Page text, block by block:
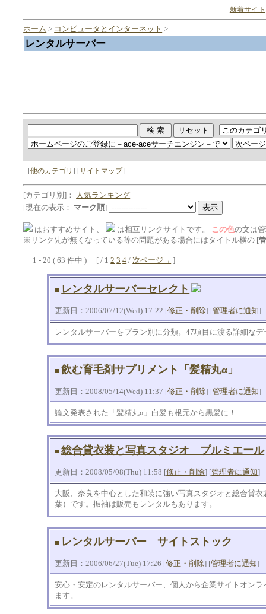
新着サイト
ホーム > コンピュータとインターネット >
レンタルサーバー
[他のカテゴリ] [サイトマップ]
[カテゴリ別]：
人気ランキング
[現在の表示： マーク順]
はおすすめサイト、 は相互リンクサイトです。 この色の文は
※リンク先が無くなっている等の問題がある場合にはタイトル横の [
1 - 20 ( 63 件中 ) [ / 1 2 3 4 / 次ページ→ ]
■ レンタルサーバーセレクト
更新日：2006/07/12(Wed) 17:22 [修正・削除] [管理者に通知]
レンタルサーバーをプラン別に分類。47項目に渡る詳細な
■ 飲む育毛剤サプリメント「髪精丸α」
更新日：2008/05/14(Wed) 11:37 [修正・削除] [管理者に通知]
論文発表された「髪精丸α」白髪も根元から黒髪に！
■ 総合貸衣装と写真スタジオ プルミエール
更新日：2008/05/08(Thu) 11:58 [修正・削除] [管理者に通知]
大阪、奈良を中心とした和装に強い写真スタジオと総合貸
葉）です。振袖は販売もレンタルもあります。
■ レンタルサーバー サイトストック
更新日：2006/06/27(Tue) 17:26 [修正・削除] [管理者に通知]
安心・安定のレンタルサーバー、個人から企業サイトオン
ます。